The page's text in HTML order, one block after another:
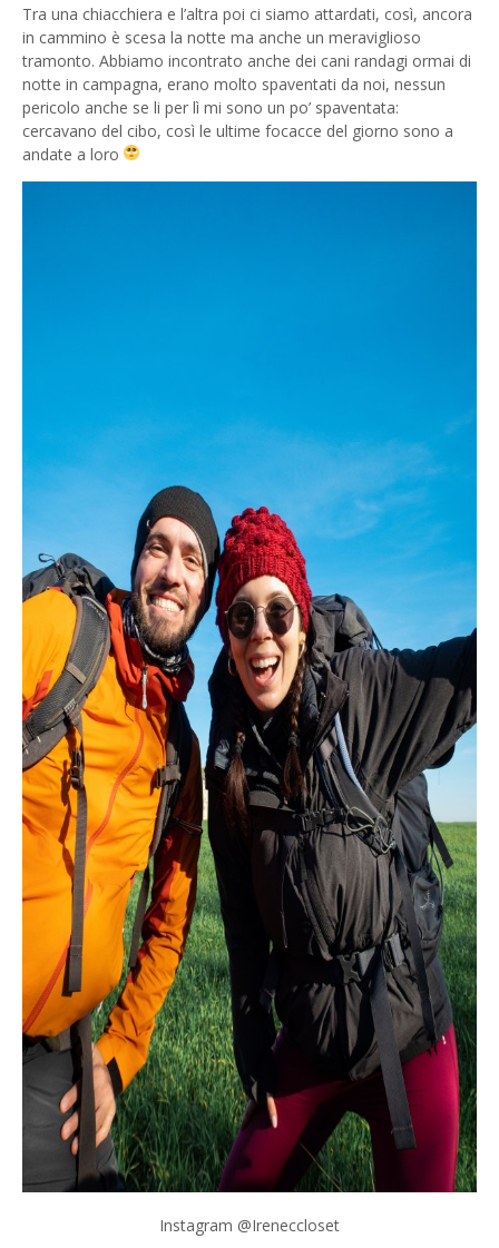
Tra una chiacchiera e l’altra poi ci siamo attardati, così, ancora
in cammino è scesa la notte ma anche un meraviglioso
tramonto. Abbiamo incontrato anche dei cani randagi ormai di
notte in campagna, erano molto spaventati da noi, nessun
pericolo anche se li per lì mi sono un po’ spaventata:
cercavano del cibo, così le ultime focacce del giorno sono a
andate a loro
Instagram @Ireneccloset